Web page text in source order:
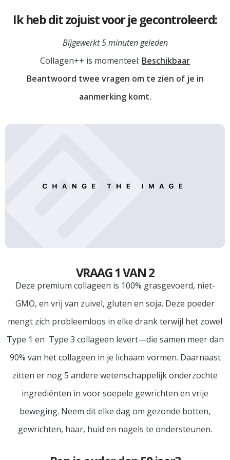
Ik heb dit zojuist voor je gecontroleerd:
Bijgewerkt 5 minuten geleden
Collagen++ is momenteel: Beschikbaar
Beantwoord twee vragen om te zien of je in
aanmerking komt.
VRAAG 1 VAN 2
Deze premium collageen is 100% grasgevoerd, niet-
GMO, en vrij van zuivel, gluten en soja. Deze poeder
mengt zich probleemloos in elke drank terwijl het zowel
Type 1 en Type 3 collageen levert—die samen meer dan
90% van het collageen in je lichaam vormen. Daarnaast
zitten er nog 5 andere wetenschappelijk onderzochte
ingrediënten in voor soepele gewrichten en vrije
beweging. Neem dit elke dag om gezonde botten,
gewrichten, haar, huid en nagels te ondersteunen.